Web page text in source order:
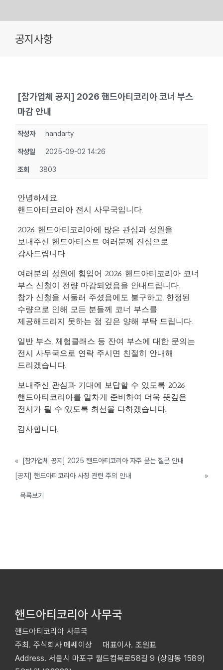
공지사항
[참가업체 공지] 2026 핸드아티코리아 코너 부스
마감 안내
작성자 handarty
작성일 2025-09-02 14:26
조회 3803
안녕하세요.
핸드아티코리아 전시 사무국입니다.
2026 핸드아티코리아에 많은 관심과 성원을
보내주신 핸드아티스트 여러분께 진심으로
감사드립니다.
여러분의 성원에 힘입어 2026 핸드아티코리아 코너
부스 신청이 전량 마감되었음을 안내드립니다.
참가 신청을 서둘러 주셨음에도 불구하고, 한정된
수량으로 인해 모든 분들께 코너 부스를
제공해드리지 못하는 점 깊은 양해 부탁 드립니다.
일반 부스, 체험클래스 등 잔여 부스에 대한 문의는
전시 사무국으로 연락 주시면 친절히 안내해
드리겠습니다.
보내주신 관심과 기대에 보답할 수 있도록 2026
핸드아티코리아를 알차게 준비하여 더욱 뜻깊은
전시가 될 수 있도록 최선을 다하겠습니다.
감사합니다.
«
[참가업체 공지] 2025 핸드아티코리아 자주 묻는 질문 안내
[공지] 핸드아티코리아 사칭 관련 주의 안내
»
목록보기
핸드아티코리아 사무국
핸드아티코리아 사무국
주최. 주식회사 메쎄이상 대표이사. 조원표
Address. 서울시 마포구 월드컵북로58길 9 (상암동 1589)